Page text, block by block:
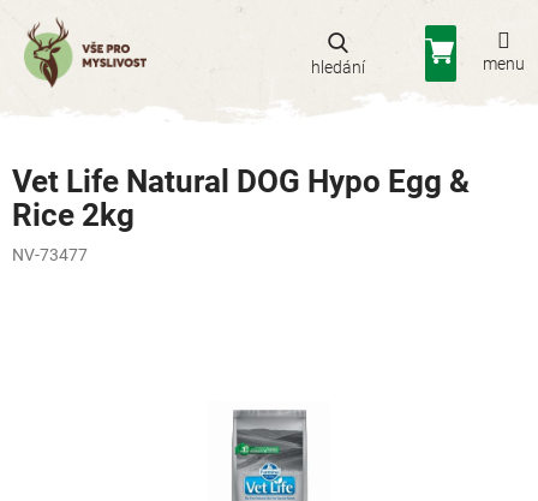
obsah
Nákupní
košík
Vet Life Natural DOG Hypo Egg &
Rice 2kg
NV-73477